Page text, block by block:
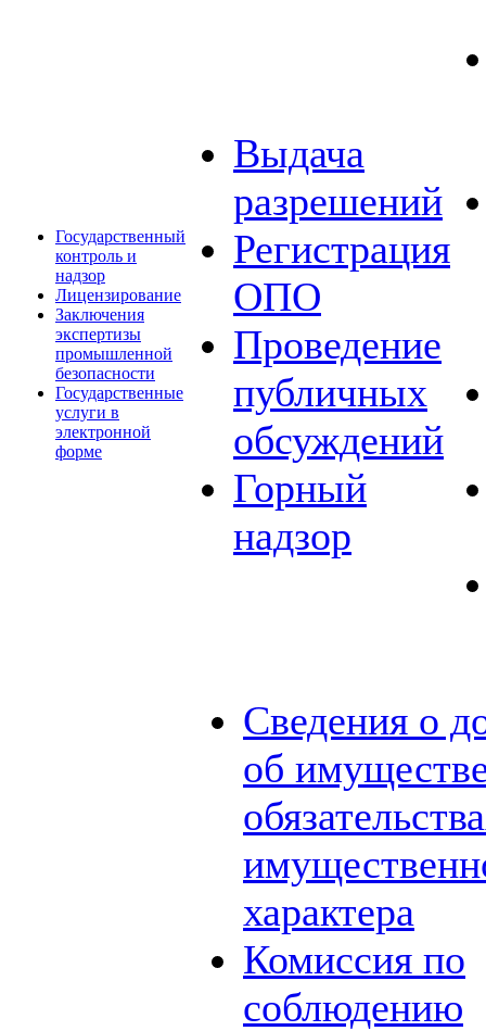
Государственный
контроль и
надзор
Лицензирование
Заключения
экспертизы
промышленной
безопасности
Государственные
услуги в
электронной
форме
Выдача
разрешений
Регистрация
ОПО
Проведение
публичных
обсуждений
Горный
надзор
Сведения о
об
характера
Комиссия по
соблюдению